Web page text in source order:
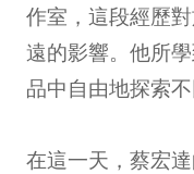
作室，這段經歷
遠的影響。他所
品中自由地探索不
在這一天，蔡宏